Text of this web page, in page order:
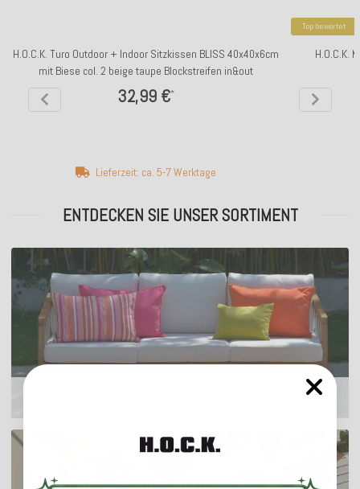
H.O.C.K. Turo Outdoor + Indoor Sitzkissen BLISS 40x40x6cm
mit Biese col. 2 beige taupe Blockstreifen in&out
32,99 €*
Lieferzeit: ca. 5-7 Werktage
Top bewertet
H.O.C.K.
ENTDECKEN SIE UNSER SORTIMENT